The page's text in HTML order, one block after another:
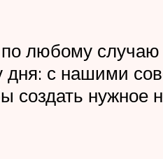
по любому
дня: с нашими
создать нужное